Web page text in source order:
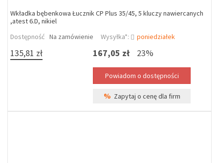
Wkładka bębenkowa Łucznik CP Plus 35/45, 5 kluczy nawiercanych
,atest 6.D, nikiel
Dostępność Na zamówienie Wysyłka*: poniedziałek
135,81 zł 167,05 zł 23%
% Zapytaj o cenę dla firm